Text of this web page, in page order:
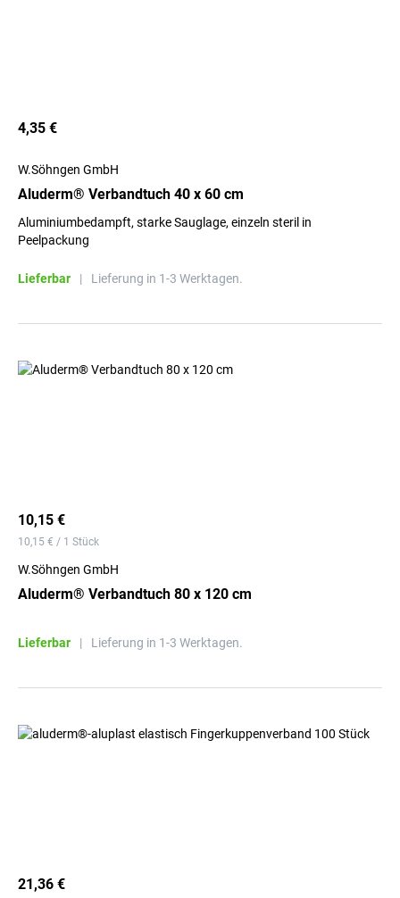
4,35 €
W.Söhngen GmbH
Aluderm® Verbandtuch 40 x 60 cm
Aluminiumbedampft, starke Sauglage, einzeln steril in
Peelpackung
Lieferbar | Lieferung in 1-3 Werktagen.
10,15 €
10,15 € / 1 Stück
W.Söhngen GmbH
Aluderm® Verbandtuch 80 x 120 cm
Lieferbar | Lieferung in 1-3 Werktagen.
21,36 €